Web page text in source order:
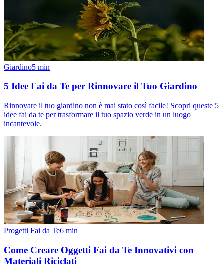
Giardino5 min
5 Idee Fai da Te per Rinnovare il Tuo Giardino
Rinnovare il tuo giardino non è mai stato così facile! Scopri queste 5
idee fai da te per trasformare il tuo spazio verde in un luogo
incantevole.
Progetti Fai da Te6 min
Come Creare Oggetti Fai da Te Innovativi con
Materiali Riciclati